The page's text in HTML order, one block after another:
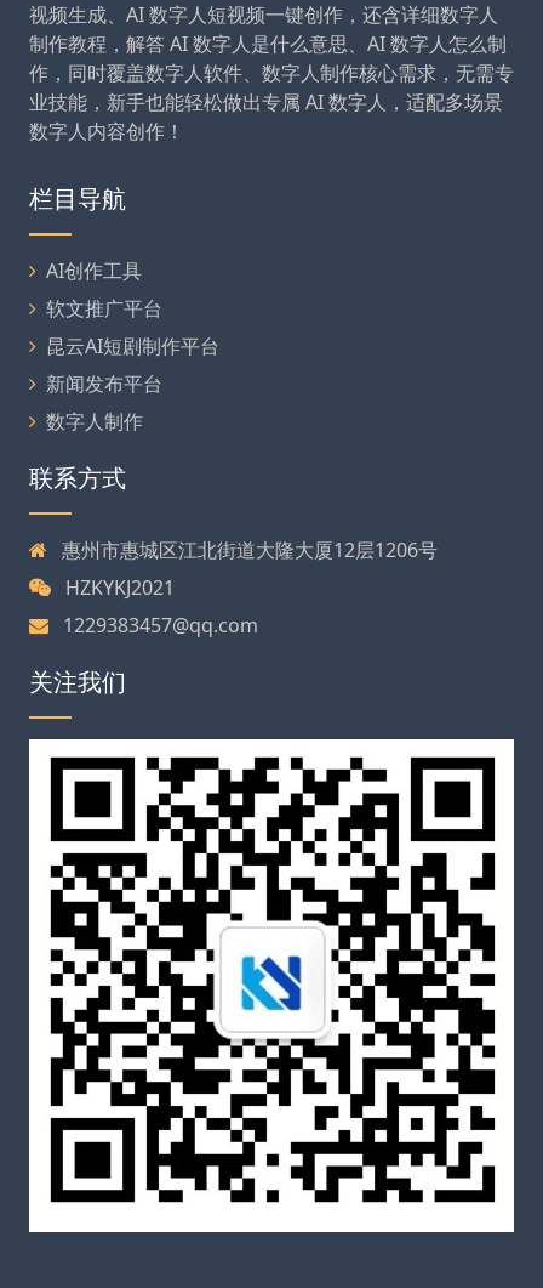
视频生成、AI 数字人短视频一键创作，还含详细数字人
制作教程，解答 AI 数字人是什么意思、AI 数字人怎么制
作，同时覆盖数字人软件、数字人制作核心需求，无需专
业技能，新手也能轻松做出专属 AI 数字人，适配多场景
数字人内容创作！
栏目导航
AI创作工具
软文推广平台
昆云AI短剧制作平台
新闻发布平台
数字人制作
联系方式
惠州市惠城区江北街道大隆大厦12层1206号
HZKYKJ2021
1229383457@qq.com
关注我们